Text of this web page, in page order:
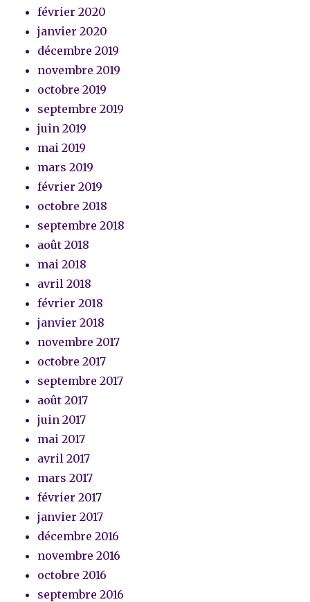
février 2020
janvier 2020
décembre 2019
novembre 2019
octobre 2019
septembre 2019
juin 2019
mai 2019
mars 2019
février 2019
octobre 2018
septembre 2018
août 2018
mai 2018
avril 2018
février 2018
janvier 2018
novembre 2017
octobre 2017
septembre 2017
août 2017
juin 2017
mai 2017
avril 2017
mars 2017
février 2017
janvier 2017
décembre 2016
novembre 2016
octobre 2016
septembre 2016